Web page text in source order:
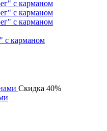
с карманом
Скидка 40%